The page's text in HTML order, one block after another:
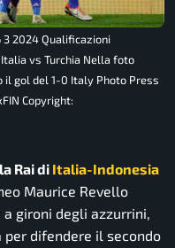
3 2024 Qualificazioni
vs Turchia Nella foto
il gol del 1-0 Italy Photo Press
Copyright:
Rai di Italia-Indonesia
Maurice Revello
gironi degli azzurrini,
difendere il secondo